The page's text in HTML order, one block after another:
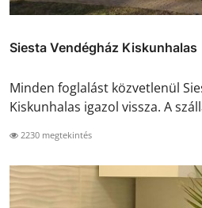
Siesta Vendégház Kiskunhalas
Minden foglalást közvetlenül
Kiskunhalas igazol vissza. A
2230 megtekintés